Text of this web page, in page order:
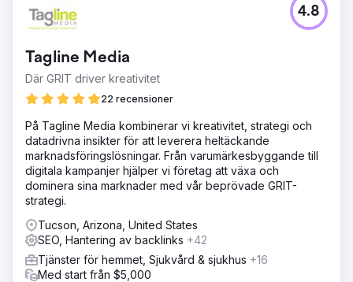
Tagline Media
Där GRIT driver kreativitet
22 recensioner
4.8
På Tagline Media kombinerar vi kreativitet, strategi och
datadrivna insikter för att leverera heltäckande
marknadsföringslösningar. Från varumärkesbyggande till
digitala kampanjer hjälper vi företag att växa och
dominera sina marknader med vår beprövade GRIT-
strategi.
Tucson, Arizona, United States
SEO, Hantering av backlinks +42
Tjänster för hemmet, Sjukvård & sjukhus +16
Med start från $5,000